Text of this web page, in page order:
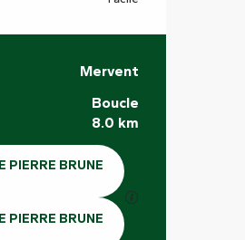
pratiques
Mervent
Boucle
8.0 km
PIERRE BRUNE
PIERRE BRUNE